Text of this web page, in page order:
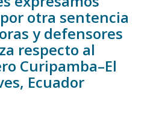
otra sentencia
y defensores
respecto al
Curipamba–El
Ecuador